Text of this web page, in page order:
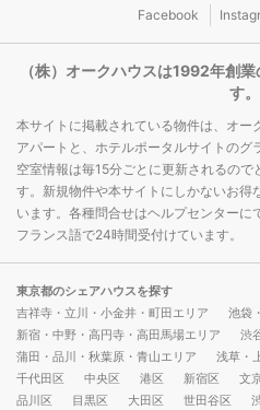
Facebook
（株）オークハウスは1992年創
す。
本サイトに掲載されている物件は、オー
アパートと、ホテルポータルサイトのグ
空室情報は毎15分ごとに更新されるの
す。新規物件や本サイトにしかないお得
います。各種問合せはヘルプセンターに
フランス語で24時間受付けています。
東京都のシェアハウスを探す
吉祥寺・立川・小金井・町田エリア
池袋
新宿・中野・高円寺・高田馬場エリア
渋
蒲田・品川・秋葉原・青山エリア
浅草・
千代田区
中央区 港区 新宿区 文
品川区
目黒区 大田区 世田谷区